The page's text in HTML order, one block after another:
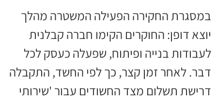
במסגרת החקירה הפעילה המשטרה מהלך
יוצא דופן: החוקרים הקימו חברה קבלנית
לעבודות בנייה ופיתוח, שפעלה כעסק לכל
דבר. לאחר זמן קצר, כך לפי החשד, התקבלה
דרישת תשלום מצד החשודים עבור 'שירותי